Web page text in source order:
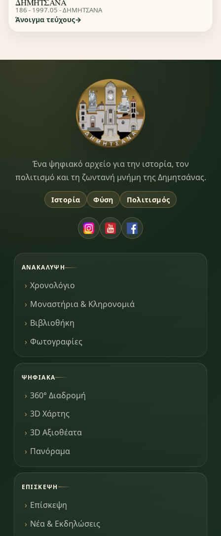
186 - 1997.05 - ΔΗΜΗΤΣΑΝΑ
Άνοιγμα τεύχους
Dimitsana.gr
Ένα ψηφιακό αρχείο για την ιστορία, τον
πολιτισμό και τη ζωντανή μνήμη της Δημητσάνας.
Ιστορία Φύση Πολιτισμός
ΑΝΑΚΆΛΥΨΗ
Χρονολόγιο
Μοναστήρια & Κληρονομιά
Βιβλιοθήκη
Φωτογραφίες
ΨΗΦΙΑΚΆ
360° Διαδρομή
3D Χάρτης
3D Αξιοθέατα
Πανόραμα
ΕΠΊΣΚΕΨΗ
Επίσκεψη
Νέα & Εκδηλώσεις